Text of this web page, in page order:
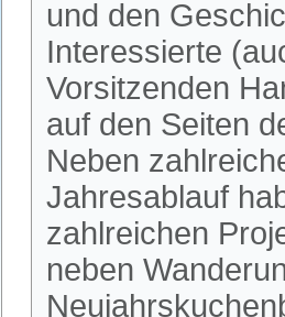
und den
Interessierte
Vorsitzenden
auf den Seiten
Neben
Jahresablauf
zahlreichen
neben